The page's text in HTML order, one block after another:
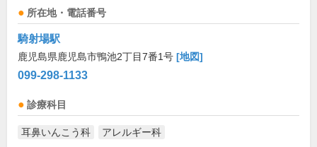
所在地・電話番号
騎射場駅
鹿児島県鹿児島市鴨池2丁目7番1号 [地図]
099-298-1133
診療科目
耳鼻いんこう科 アレルギー科